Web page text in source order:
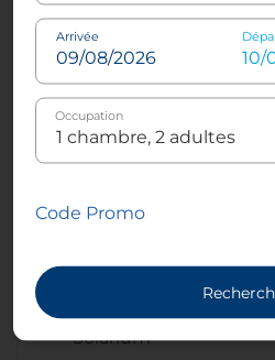
Service au bord de la piscine
Services
Massages
Terrasse au dernier
Solarium
Arrivée
Occupation
Code Promo